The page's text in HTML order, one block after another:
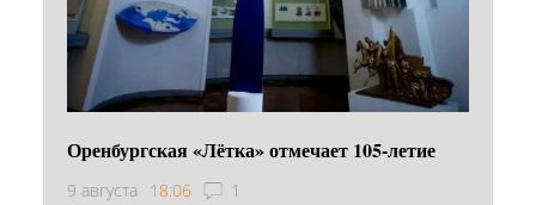
Оренбургская «Лётка» отмечает 105-летие
9 августа 18:06 1